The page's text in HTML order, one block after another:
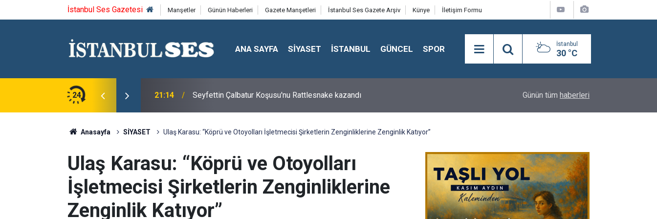
İstanbul Ses Gazetesi Manşetler Günün Haberleri Gazete Manşetleri İstanbul Ses Gazete Arşiv Künye İletişim Formu
ANA SAYFA SİYASET İSTANBUL GÜNCEL SPOR İstanbul
30 °C
24
saygıyla anıyoruz 21:14 Seyfettin Çalbatur Koşusu'nu Rattlesnake kazandı Semra Dinçer, Kapıkule Sınır Kapısı'nda
Günün tüm haberleri
Anasayfa SİYASET Ulaş Karasu: “Köprü ve Otoyolları İşletmecisi Şirketlerin Zenginliklerine Zenginlik Katıyor”
Ulaş Karasu: “Köprü ve Otoyolları
İşletmecisi Şirketlerin Zenginliklerine
Zenginlik Katıyor”